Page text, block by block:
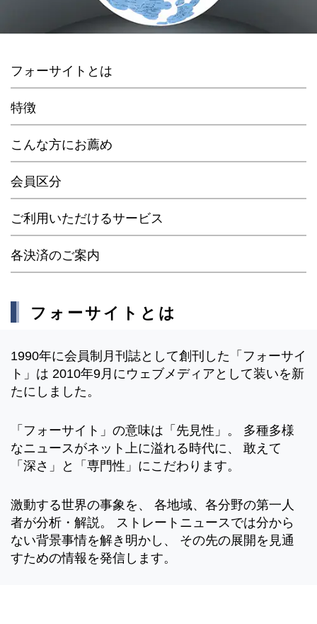
フォーサイトとは
特徴
こんな方にお薦め
会員区分
ご利用いただけるサービス
各決済のご案内
フォーサイトとは
1990年に会員制月刊誌として創刊した「フォーサイ
ト」は 2010年9月にウェブメディアとして装いを新
たにしました。
「フォーサイト」の意味は「先見性」。 多種多様
なニュースがネット上に溢れる時代に、 敢えて
「深さ」と「専門性」にこだわります。
激動する世界の事象を、 各地域、各分野の第一人
者が分析・解説。 ストレートニュースでは分から
ない背景事情を解き明かし、 その先の展開を見通
すための情報を発信します。